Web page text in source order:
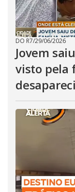
DO R7/29/06/2026
Jovem
visto pela